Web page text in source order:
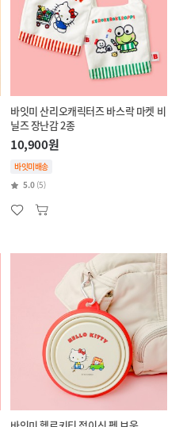
바잇미 산리오캐릭터즈 바스락 마켓 비
닐즈 장난감 2종
10,900원
바잇미배송
5.0 (5)